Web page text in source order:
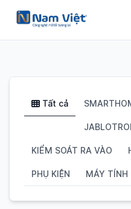
Tất cả
KIỂM SOÁT RA VÀO
PHỤ KIỆN MÁY TÍNH